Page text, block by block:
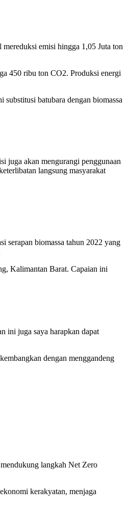
emisi hingga 1,05 Juta ton
450 ribu ton CO2. Produksi energi
batubara dengan biomassa
juga akan mengurangi penggunaan
langsung masyarakat
serapan biomassa tahun 2022 yang
Kalimantan Barat. Capaian ini
ini juga saya harapkan dapat
dengan menggandeng
langkah Net Zero
kerakyatan, menjaga